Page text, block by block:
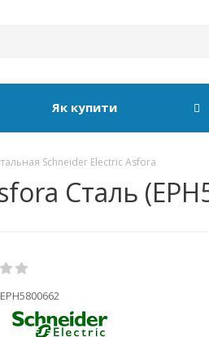
Як купити
Schneider Electric Asfora
Сталь
EPH5800662